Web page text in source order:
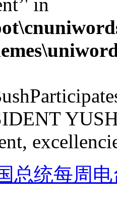
in
总统每周